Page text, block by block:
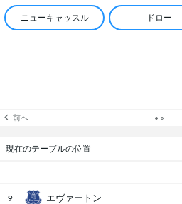
ニューキャッスル ドロー
前へ
現在のテーブルの位置
9 エヴァートン